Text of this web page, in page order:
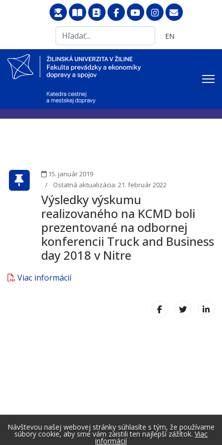
...
Vyberte váš jazyk
EN
15. január 2019
Ostatná aktualizácia: 21. február 2022
Výsledky výskumu
realizovaného na KCMD boli
prezentované na odbornej
konferencii Truck and Business
day 2018 v Nitre
Viac informácií
Návštevou našej webovej stránky súhlasíte s tým, že používame
súbory cookie, aby sme vám zaistili ten najlepší zážitok. Viac
informácií